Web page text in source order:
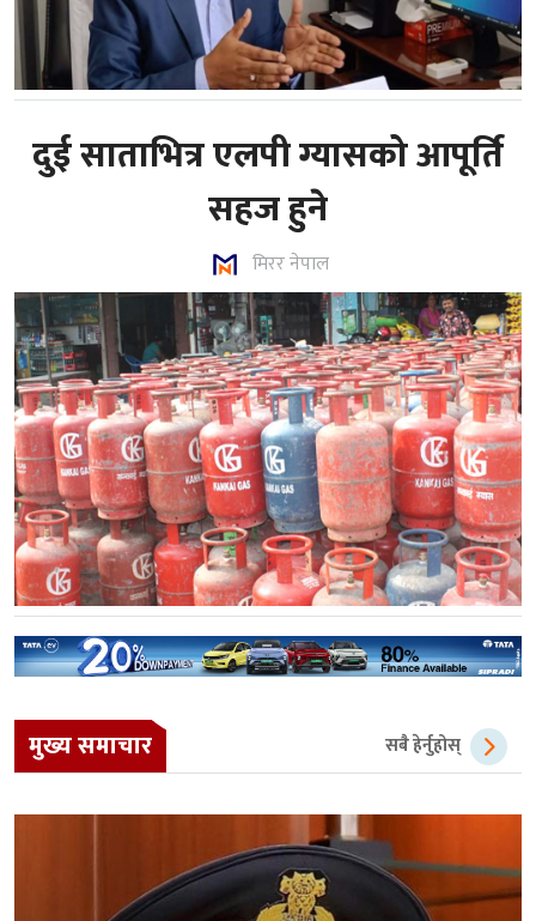
दुई साताभित्र एलपी ग्यासको आपूर्ति
सहज हुने
मिरर नेपाल
मुख्य समाचार सबै हेर्नुहोस्